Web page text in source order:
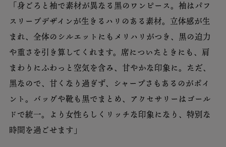
「身ごろと袖で素材が異なる黒のワンピース。袖はパフ
スリーブデザインが生きるハリのある素材。立体感が生
まれ、全体のシルエットにもメリハリがつき、黒の迫力
や重さを引き算してくれます。席についたときにも、肩
まわりにふわっと空気を含み、甘やかな印象に。ただ、
黒なので、甘くなり過ぎず、シャープさもあるのがポイ
ント。バッグや靴も黒でまとめ、アクセサリーはゴール
ドで統一。より女性らしくリッチな印象になり、特別な
時間を過ごせます」